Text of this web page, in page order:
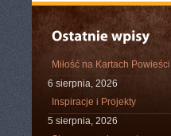
Miłość na Kartach Powieści
6 sierpnia, 2026
Inspiracje i Projekty
5 sierpnia, 2026